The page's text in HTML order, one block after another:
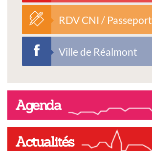
RDV CNI / Passeport
Ville de Réalmont
Agenda
Actualités